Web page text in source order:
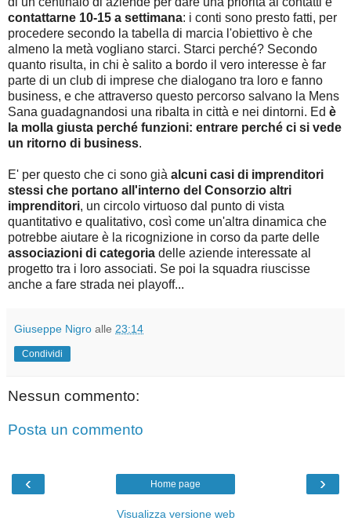
contattarne 10-15 a settimana: i conti sono presto fatti, per
procedere secondo la tabella di marcia l'obiettivo è che
almeno la metà vogliano starci. Starci perché? Secondo
quanto risulta, in chi è salito a bordo il vero interesse è far
parte di un club di imprese che dialogano tra loro e fanno
business, e che attraverso questo percorso salvano la Mens
Sana guadagnandosi una ribalta in città e nei dintorni. Ed è
la molla giusta perché funzioni: entrare perché ci si vede
un ritorno di business.
E' per questo che ci sono già alcuni casi di imprenditori
stessi che portano all'interno del Consorzio altri
imprenditori, un circolo virtuoso dal punto di vista
quantitativo e qualitativo, così come un'altra dinamica che
potrebbe aiutare è la ricognizione in corso da parte delle
associazioni di categoria delle aziende interessate al
progetto tra i loro associati. Se poi la squadra riuscisse
anche a fare strada nei playoff...
Giuseppe Nigro alle 23:14
Condividi
Nessun commento:
Posta un commento
‹ ›
Home page
Visualizza versione web